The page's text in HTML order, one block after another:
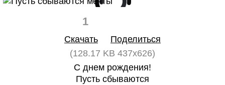
1
Скачать
Поделиться
(128.17 KB 437x626)
С днем рождения!
Пусть сбываются